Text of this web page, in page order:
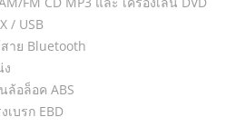
/ USB
าย Bluetooth
ล้อล็อค ABS
เบรก EBD